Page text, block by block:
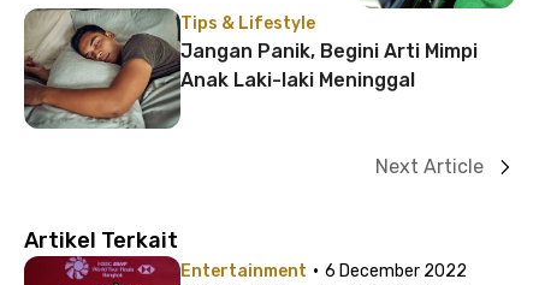
Tips & Lifestyle
Jangan Panik, Begini Arti Mimpi
Anak Laki-laki Meninggal
Next Article
Artikel Terkait
Entertainment · 6 December 2022